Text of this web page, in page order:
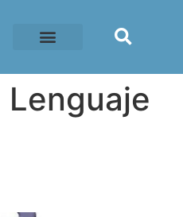
Lenguaje